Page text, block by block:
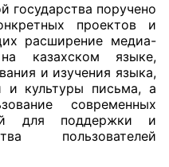
государства поручено
проектов и
расширение медиа-
казахском языке,
и изучения языка,
и культуры письма, а
современных
для поддержки и
пользователей